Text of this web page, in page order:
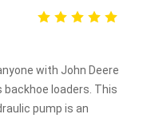
with John Deere
backhoe loaders. This
pump is an